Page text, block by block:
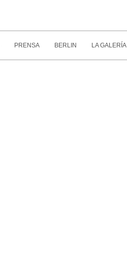
PRENSA BERLIN LA GALERÍA